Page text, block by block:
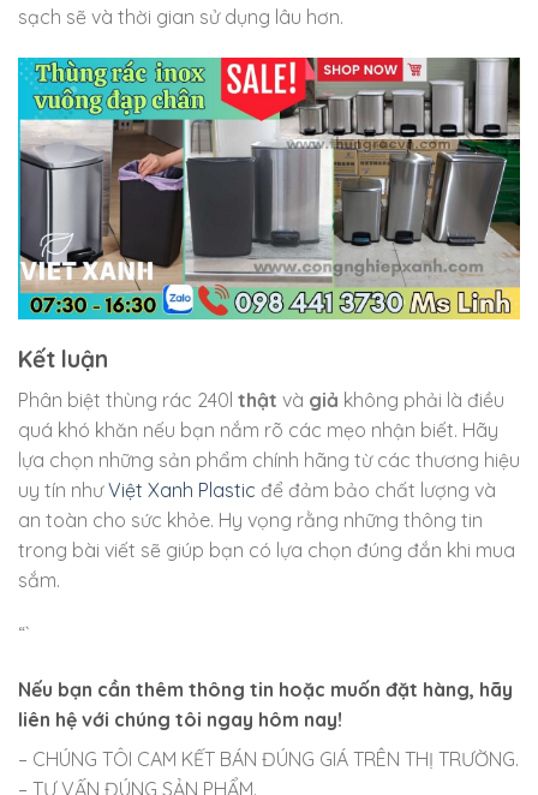
sạch sẽ và thời gian sử dụng lâu hơn.
Kết luận
Phân biệt thùng rác 240l thật và giả không phải là điều
quá khó khăn nếu bạn nắm rõ các mẹo nhận biết. Hãy
lựa chọn những sản phẩm chính hãng từ các thương hiệu
uy tín nhưViệt Xanh Plastic để đảm bảo chất lượng và
an toàn cho sức khỏe. Hy vọng rằng những thông tin
trong bài viết sẽ giúp bạn có lựa chọn đúng đắn khi mua
sắm.
“`
Nếu bạn cần thêm thông tin hoặc muốn đặt hàng, hãy
liên hệ với chúng tôi ngay hôm nay!
– CHÚNG TÔI CAM KẾT BÁN ĐÚNG GIÁ TRÊN THỊ TRƯỜNG.
– TƯ VẤN ĐÚNG SẢN PHẨM.